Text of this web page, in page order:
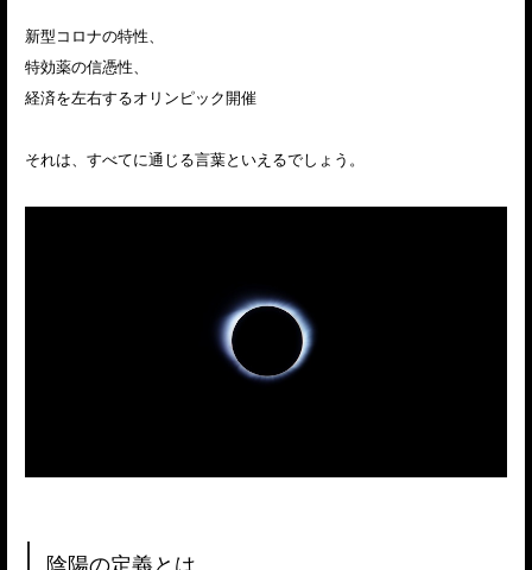
新型コロナの特性、
特効薬の信憑性、
経済を左右するオリンピック開催
それは、すべてに通じる言葉といえるでしょう。
陰陽の定義とは